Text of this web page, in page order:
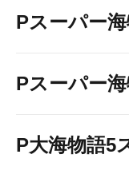
Pスーパー
Pスーパー
P大海物語5